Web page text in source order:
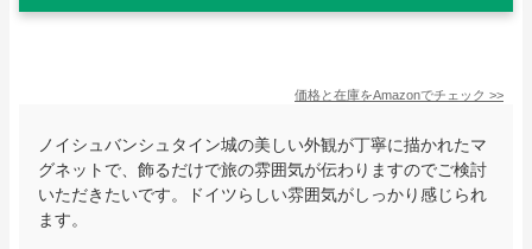
価格と在庫をAmazonでチェック >>
ノイシュバンシュタイン城の美しい外観が丁寧に描かれたマ
グネットで、飾るだけで旅の雰囲気が伝わりますのでご検討
いただきたいです。ドイツらしい雰囲気がしっかり感じられ
ます。